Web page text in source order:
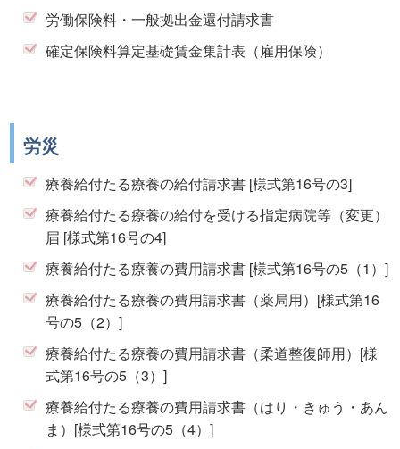
労働保険料・一般拠出金還付請求書
確定保険料算定基礎賃金集計表（雇用保険）
労災
療養給付たる療養の給付請求書 [様式第16号の3]
療養給付たる療養の給付を受ける指定病院等（変更）
届 [様式第16号の4]
療養給付たる療養の費用請求書 [様式第16号の5（1）]
療養給付たる療養の費用請求書（薬局用）[様式第16
号の5（2）]
療養給付たる療養の費用請求書（柔道整復師用）[様
式第16号の5（3）]
療養給付たる療養の費用請求書（はり・きゅう・あん
ま）[様式第16号の5（4）]